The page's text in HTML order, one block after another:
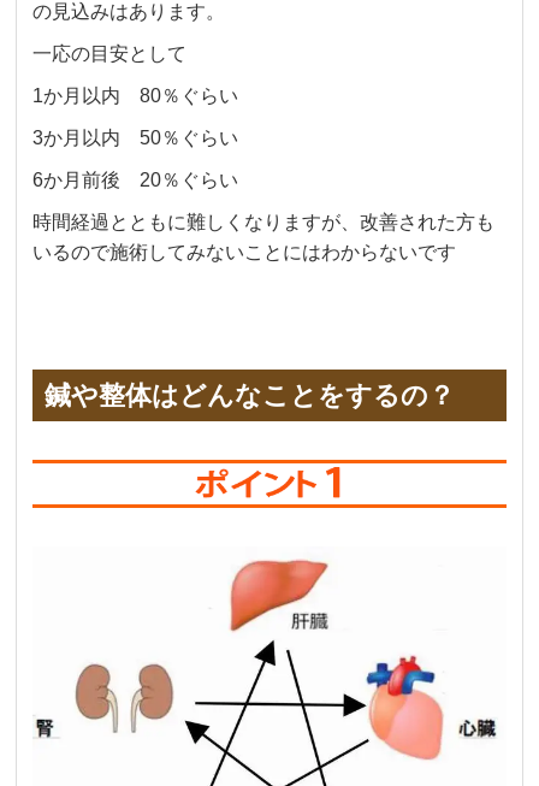
の見込みはあります。
一応の目安として
1か月以内 80％ぐらい
3か月以内 50％ぐらい
6か月前後 20％ぐらい
時間経過とともに難しくなりますが、改善された方も
いるので施術してみないことにはわからないです
鍼や整体はどんなことをするの？